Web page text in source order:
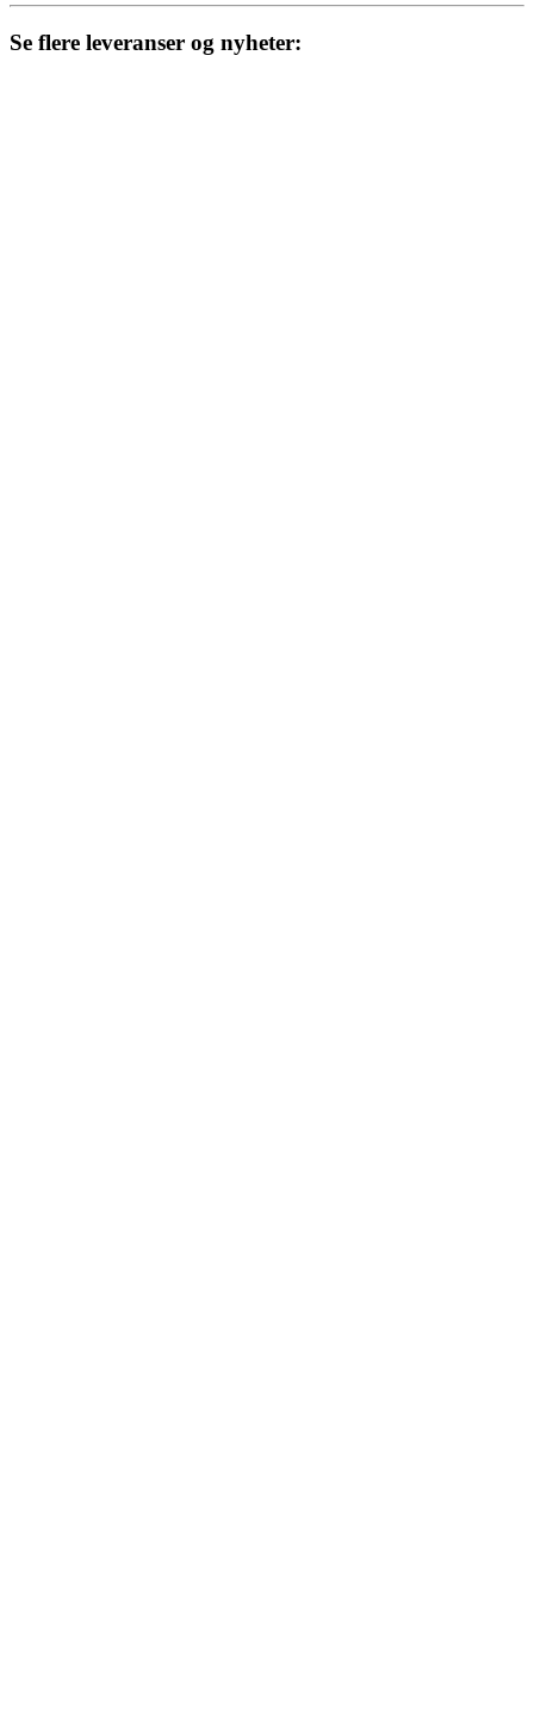
Se flere leveranser og nyheter: